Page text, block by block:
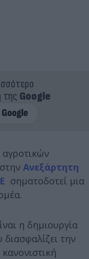
της Google
στην Ανεξάρτητη
σηματοδοτεί μια
η δημιουργία
την